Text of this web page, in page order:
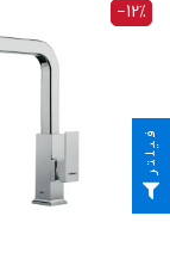
‎−12%
فیلتر